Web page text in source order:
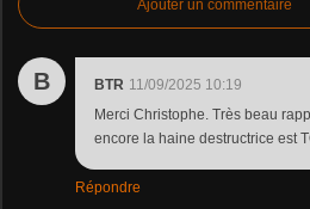
Ajouter un commentaire
B BTR 11/09/2025 10:19
Merci Christophe. Très beau
encore la haine destructrice est
Répondre